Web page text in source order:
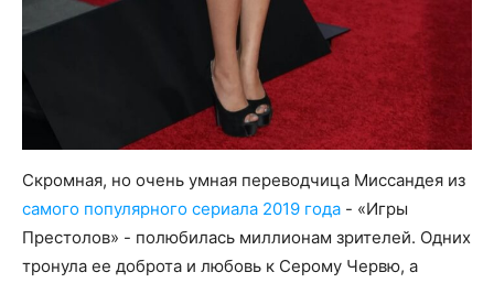
Скромная, но очень умная переводчица Миссандея из
самого популярного сериала 2019 года - «Игры
Престолов» - полюбилась миллионам зрителей. Одних
тронула ее доброта и любовь к Серому Червю, а